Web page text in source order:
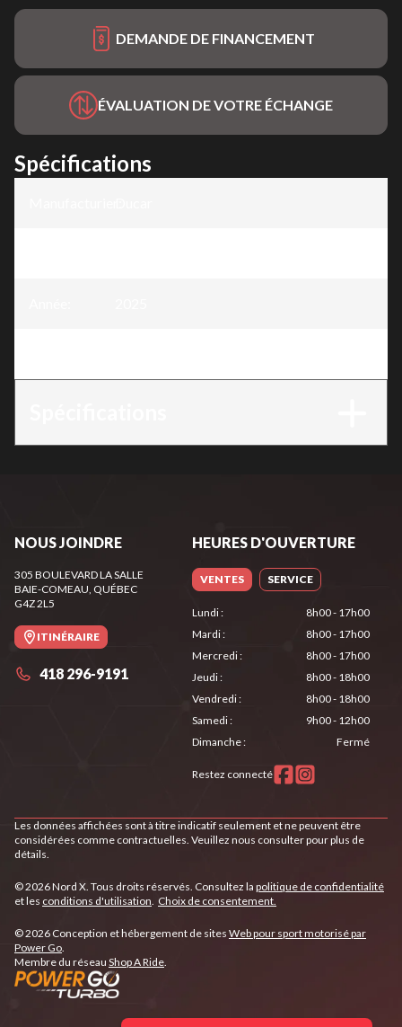
DEMANDE DE FINANCEMENT
ÉVALUATION DE VOTRE ÉCHANGE
Spécifications
NOUS JOINDRE
305 BOULEVARD LA SALLE
BAIE-COMEAU, QUÉBEC
G4Z 2L5
ITINÉRAIRE
418 296-9191
HEURES D'OUVERTURE
VENTES SERVICE
Lundi:
8h00 - 17h00
Mardi:
8h00 - 17h00
Mercredi:
8h00 - 17h00
Jeudi:
8h00 - 18h00
Vendredi:
8h00 - 18h00
Samedi:
9h00 - 12h00
Dimanche: Fermé
Restez connecté
Les données affichées sont à titre indicatif seulement et ne peuvent être
considérées comme contractuelles. Veuillez nous consulter pour plus de
détails.
© 2026 Nord X. Tous droits réservés. Consultez la politique de confidentialité
et les conditions d'utilisation. Choix de consentement.
© 2026 Conception et hébergement de sites Web pour sport motorisé par
Power Go.
Membre du réseau Shop A Ride.